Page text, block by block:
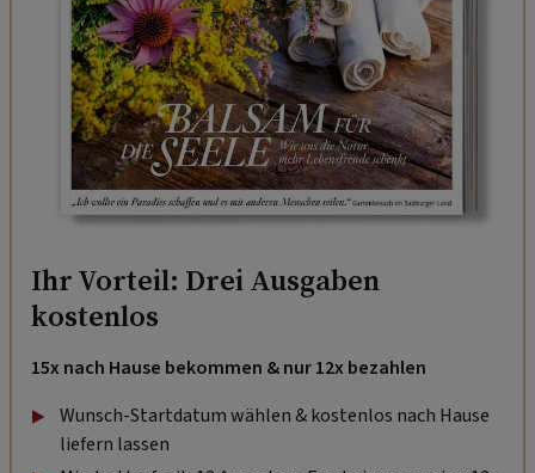
Ihr Vorteil: Drei Ausgaben
kostenlos
15x nach Hause bekommen & nur 12x bezahlen
Wunsch-Startdatum wählen & kostenlos nach Hause
liefern lassen